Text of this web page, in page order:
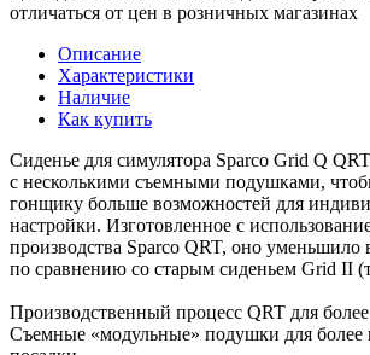
отличаться от цен в розничных магазинах
Описание
Характеристики
Наличие
Как купить
Сиденье для симулятора Sparco Grid Q
с несколькими съемными подушками,
гонщику больше возможностей для
настройки. Изготовленное с
производства Sparco QRT, оно уменьшило
по сравнению со старым сиденьем Grid II
Производственный процесс QRT для более
Съемные «модульные» подушки для более